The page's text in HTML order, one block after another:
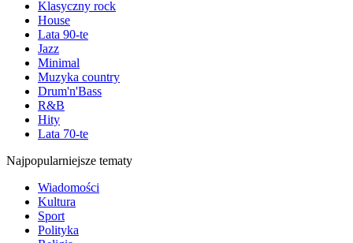
Klasyczny rock
House
Lata 90-te
Jazz
Minimal
Muzyka country
Drum'n'Bass
R&B
Hity
Lata 70-te
Najpopularniejsze tematy
Wiadomości
Kultura
Sport
Polityka